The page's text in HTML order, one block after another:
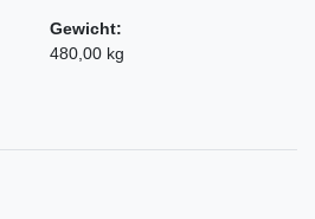
Gewicht:
480,00 kg